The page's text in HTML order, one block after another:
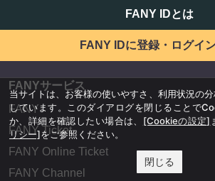
FANY IDとは
FANY IDに登録・ログイ
FANYサービス
FANY
FANY Ticket
FANY Online Ticket
FANY Channel
当サイトは、お客様の使いやすさ、利用状況の
しています。このダイアログを閉じることで
か、詳細を確認したい場合は、 [Cookieの設定]
リシー]をご参照ください。
閉じる